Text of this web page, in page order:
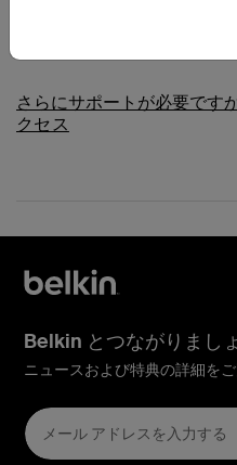
さらにサポートが必要です
クセス
Belkin とつながりまし
ニュースおよび特典の詳細を